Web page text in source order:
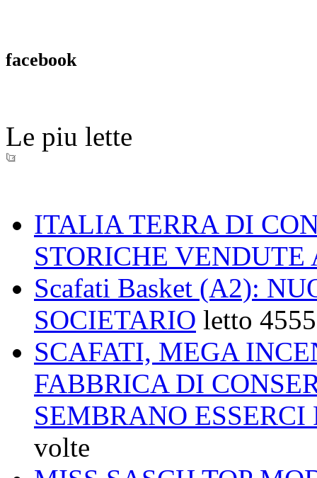
facebook
Le piu lette
ITALIA TERRA DI
STORICHE VENDUTE
Scafati Basket (A2):
SOCIETARIO letto
SCAFATI, MEGA
FABBRICA DI
SEMBRANO
volte